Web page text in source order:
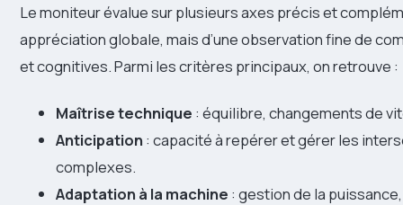
Le moniteur évalue sur plusieurs axes précis et
appréciation globale, mais d’une observation fine de
et cognitives. Parmi les critères principaux, on retrouve :
Maîtrise technique : équilibre, changements de
Anticipation : capacité à repérer et gérer les
complexes.
Adaptation à la machine : gestion de la